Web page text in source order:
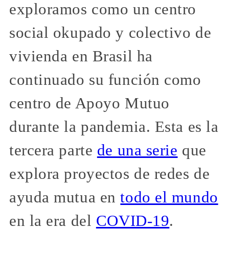
exploramos como un centro
social okupado y colectivo de
vivienda en Brasil ha
continuado su función como
centro de Apoyo Mutuo
durante la pandemia. Esta es la
tercera parte de una serie que
explora proyectos de redes de
ayuda mutua entodo el mundo
en la era del COVID-19.